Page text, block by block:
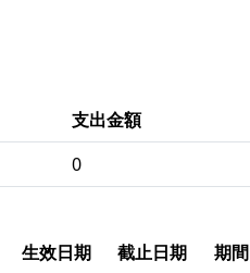
支出金額
0
生效日期 截止日期 期間